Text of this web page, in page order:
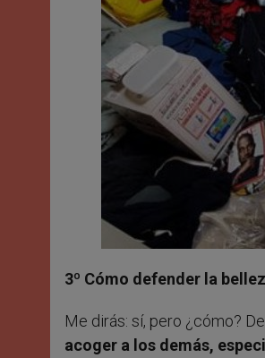
3º Cómo defender la
Me dirás: sí, pero ¿cómo?
acoger a los demás,